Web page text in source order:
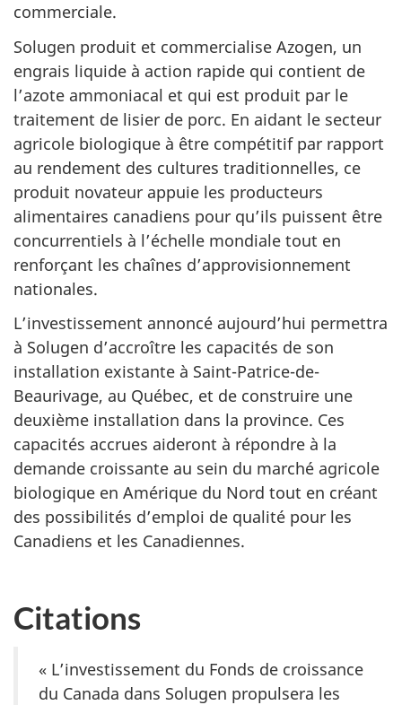
commerciale.
Solugen produit et commercialise Azogen, un
engrais liquide à action rapide qui contient de
l’azote ammoniacal et qui est produit par le
traitement de lisier de porc. En aidant le secteur
agricole biologique à être compétitif par rapport
au rendement des cultures traditionnelles, ce
produit novateur appuie les producteurs
alimentaires canadiens pour qu’ils puissent être
concurrentiels à l’échelle mondiale tout en
renforçant les chaînes d’approvisionnement
nationales.
L’investissement annoncé aujourd’hui permettra
à Solugen d’accroître les capacités de son
installation existante à Saint-Patrice-de-
Beaurivage, au Québec, et de construire une
deuxième installation dans la province. Ces
capacités accrues aideront à répondre à la
demande croissante au sein du marché agricole
biologique en Amérique du Nord tout en créant
des possibilités d’emploi de qualité pour les
Canadiens et les Canadiennes.
Citations
« L’investissement du Fonds de croissance
du Canada dans Solugen propulsera les